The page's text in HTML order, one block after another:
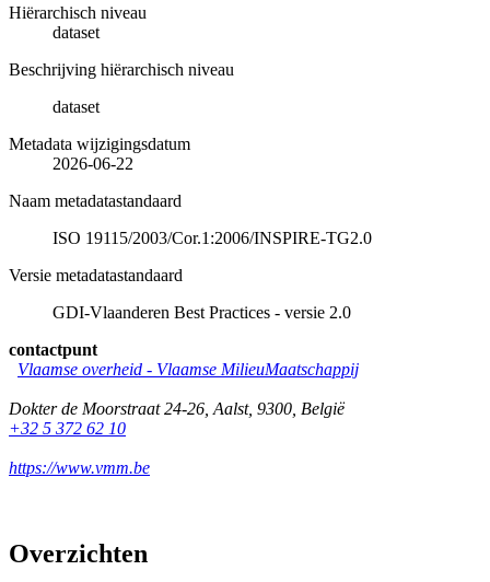
Hiërarchisch niveau
dataset
Beschrijving hiërarchisch niveau
dataset
Metadata wijzigingsdatum
2026-06-22
Naam metadatastandaard
ISO 19115/2003/Cor.1:2006/INSPIRE-TG2.0
Versie metadatastandaard
GDI-Vlaanderen Best Practices - versie 2.0
contactpunt
Vlaamse overheid - Vlaamse MilieuMaatschappij
Dokter de Moorstraat 24-26 Aalst, 9300 België
+32 5 372 62 10
https://www.vmm.be
Overzichten